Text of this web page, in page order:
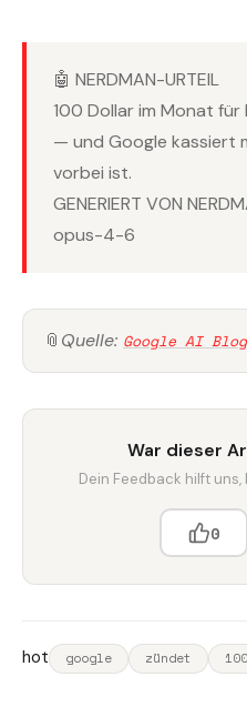
🤖 NERDMAN-URTEIL
100 Dollar im Monat
— und Google kassiert
vorbei ist.
GENERIERT VON
opus-4-6
📎 Quelle: Google AI Blog
War dieser
Dein Feedback hilft
0
hot google zündet